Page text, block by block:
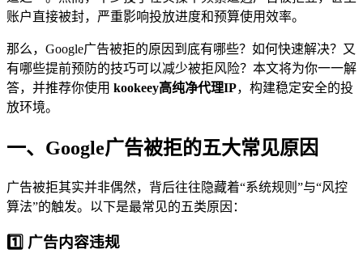
账户直接被封，严重影响投放进度和预算使用效率。
那么，Google广告被拒的原因到底有哪些？如何快速解决？又
有哪些提前预防的技巧可以减少被拒风险？本文将为你一一解
答，并推荐你使用 kookeey高纯净代理IP，构建稳定安全的投
放环境。
一、Google广告被拒的五大常见原因
广告被拒其实并非偶然，背后往往隐藏着“系统规则”与“风控
算法”的触发。以下是最常见的五类原因：
1️⃣ 广告内容违规